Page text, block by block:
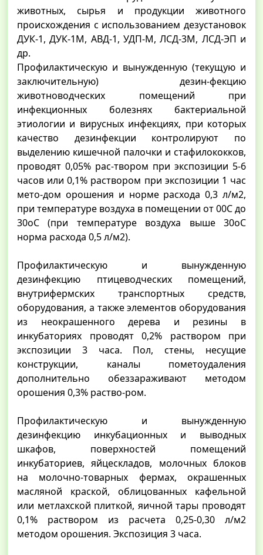
животных, сырья и продукции животного
происхождения с использованием дезустановок
ДУК-1, ДУК-1М, АВД-1, УДП-М, ЛСД-3М, ЛСД-ЭП и
др.
Профилактическую и вынужденную (текущую и
заключительную) дезин-фекцию
животноводческих помещений при
инфекционных болезнях бактериальной
этиологии и вирусных инфекциях, при которых
качество дезинфекции контролируют по
выделению кишечной палочки и стафилококков,
проводят 0,05% рас-твором при экспозиции 5-6
часов или 0,1% раствором при экспозиции 1 час
мето-дом орошения и норме расхода 0,3 л/м2,
при температуре воздуха в помещении от 00С до
30оС (при температуре воздуха выше 30оС
норма расхода 0,5 л/м2).
Профилактическую и вынужденную
дезинфекцию птицеводческих помещений,
внутрифермских транспортных средств,
оборудования, а также элементов оборудования
из неокрашенного дерева и резины в
инкубаториях проводят 0,2% раствором при
экспозиции 3 часа. Пол, стены, несущие
конструкции, каналы пометоудаления
дополнительно обеззараживают методом
орошения 0,3% раство-ром.
Профилактическую и вынужденную
дезинфекцию инкубационных и выводных
шкафов, поверхностей помещений
инкубаториев, яйцескладов, молочных блоков
на молочно-товарных фермах, окрашенных
масляной краской, облицованных кафельной
или метлахской плиткой, яичной тары проводят
0,1% раствором из расчета 0,25-0,30 л/м2
методом орошения. Экспозиция 3 часа.